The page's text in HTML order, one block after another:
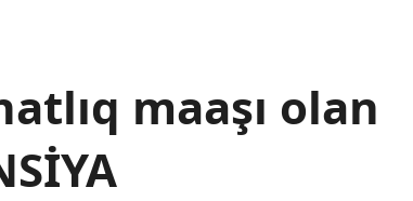
maaşı olan